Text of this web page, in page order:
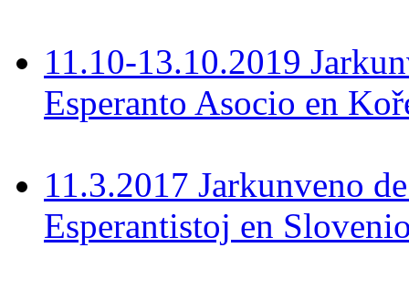
11.10-13.10.2019
Esperanto Asocio en
11.3.2017 Jarkunveno
Esperantistoj en